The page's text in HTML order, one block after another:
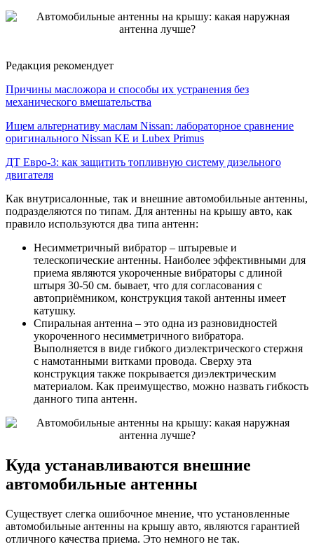
Редакция рекомендует
Причины масложора и способы их устранения без
механического вмешательства
Ищем альтернативу маслам Nissan: лабораторное сравнение
оригинального Nissan KE и Lubex Primus
ДТ Евро-3: как защитить топливную систему дизельного
двигателя
Как внутрисалонные, так и внешние автомобильные антенны,
подразделяются по типам. Для антенны на крышу авто, как
правило используются два типа антенн:
Несимметричный вибратор – штыревые и
телескопические антенны. Наиболее эффективными для
приема являются укороченные вибраторы с длиной
штыря 30-50 см. бывает, что для согласования с
автоприёмником, конструкция такой антенны имеет
катушку.
Спиральная антенна – это одна из разновидностей
укороченного несимметричного вибратора.
Выполняется в виде гибкого диэлектрического стержня
с намотанными витками провода. Сверху эта
конструкция также покрывается диэлектрическим
материалом. Как преимущество, можно назвать гибкость
данного типа антенн.
Куда устанавливаются внешние
автомобильные антенны
Существует слегка ошибочное мнение, что установленные
автомобильные антенны на крышу авто, являются гарантией
отличного качества приема. Это немного не так.